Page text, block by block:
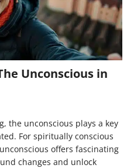
Unconscious in
the unconscious plays a key
For spiritually conscious
offers fascinating
changes and unlock